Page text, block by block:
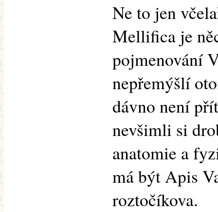
Ne to jen
Mellifica je
pojmenování
nepřemýšlí
dávno není
nevšimli si
anatomie a
má být Apis
roztočíkova.